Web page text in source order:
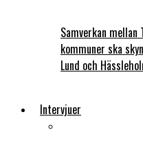
Samverkan mellan
kommuner ska
Lund och
Intervjuer